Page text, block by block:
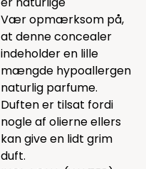
Vær opmærksom på,
at denne concealer
indeholder en lille
mængde hypoallergen
naturlig parfume.
Duften er tilsat fordi
nogle af olierne ellers
kan give en lidt grim
duft.